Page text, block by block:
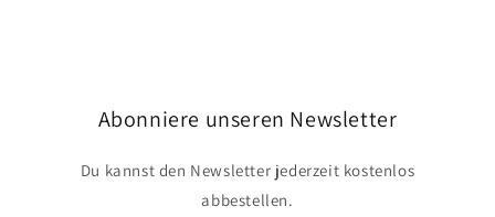
Abonniere unseren Newsletter
Du kannst den Newsletter jederzeit kostenlos
abbestellen.